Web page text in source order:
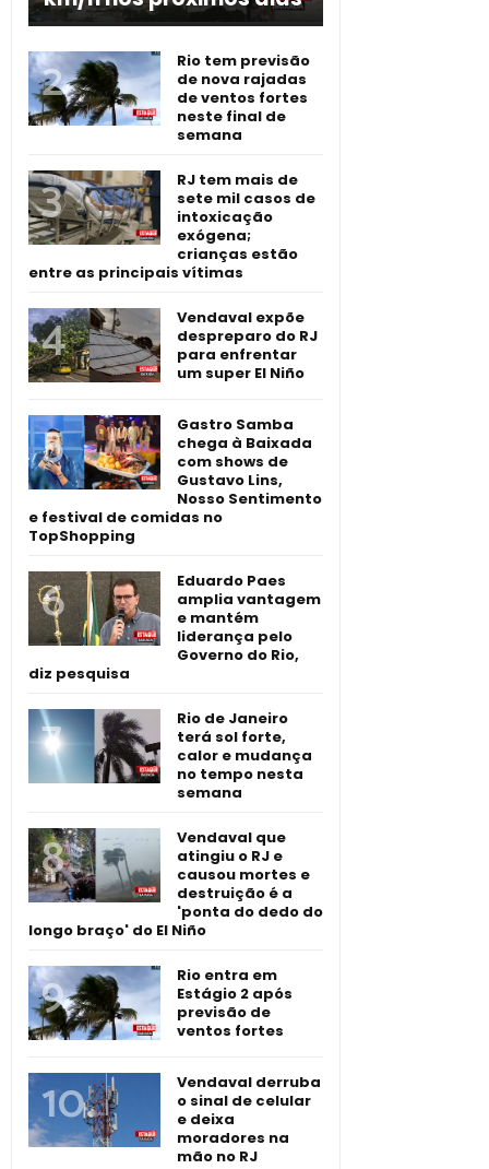
Rio tem previsão
de nova rajadas
de ventos fortes
neste final de
semana
RJ tem mais de
sete mil casos de
intoxicação
exógena;
crianças estão
entre as principais vítimas
Vendaval expõe
despreparo do RJ
para enfrentar
um super El Niño
Gastro Samba
chega à Baixada
com shows de
Gustavo Lins,
Nosso Sentimento
e festival de comidas no
TopShopping
Eduardo Paes
amplia vantagem
e mantém
liderança pelo
Governo do Rio,
diz pesquisa
Rio de Janeiro
terá sol forte,
calor e mudança
no tempo nesta
semana
Vendaval que
atingiu o RJ e
causou mortes e
destruição é a
'ponta do dedo do
longo braço' do El Niño
Rio entra em
Estágio 2 após
previsão de
ventos fortes
Vendaval derruba
o sinal de celular
e deixa
moradores na
mão no RJ